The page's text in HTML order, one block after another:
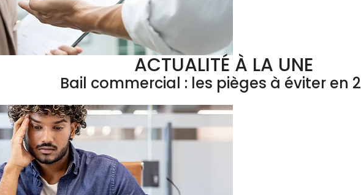
ACTUALITÉ À LA UNE
Bail commercial : les pièges à éviter en